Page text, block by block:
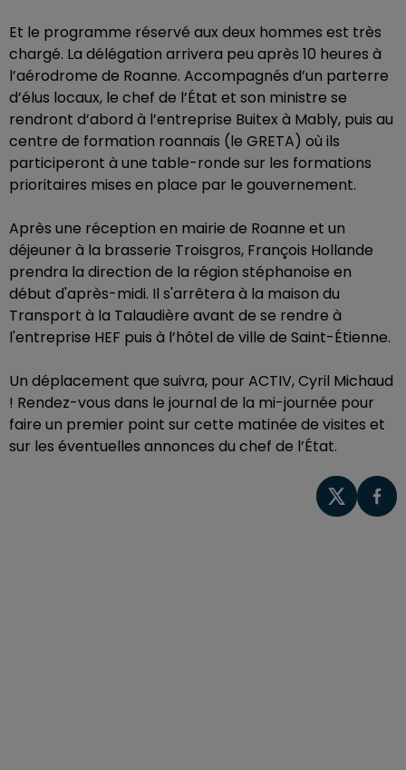
Et le programme réservé aux deux hommes est très
chargé. La délégation arrivera peu après 10 heures à
l’aérodrome de Roanne. Accompagnés d’un parterre
d’élus locaux, le chef de l’État et son ministre se
rendront d’abord à l’entreprise Buitex à Mably, puis au
centre de formation roannais (le GRETA) où ils
participeront à une table-ronde sur les formations
prioritaires mises en place par le gouvernement.
Après une réception en mairie de Roanne et un
déjeuner à la brasserie Troisgros, François Hollande
prendra la direction de la région stéphanoise en
début d'après-midi. Il s'arrêtera à la maison du
Transport à la Talaudière avant de se rendre à
l'entreprise HEF puis à l’hôtel de ville de Saint-Étienne.
Un déplacement que suivra, pour ACTIV, Cyril Michaud
! Rendez-vous dans le journal de la mi-journée pour
faire un premier point sur cette matinée de visites et
sur les éventuelles annonces du chef de l’État.